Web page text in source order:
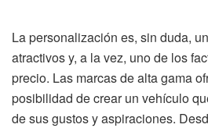
La personalización es, sin duda,
atractivos y, a la vez, uno de los
precio. Las marcas de alta gama
posibilidad de crear un vehículo
de sus gustos y aspiraciones.